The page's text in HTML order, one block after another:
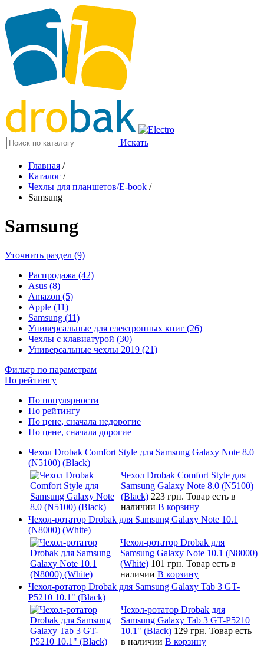
Искать
Главная /
Каталог /
Чехлы для планшетов/E-book /
Samsung
Samsung
Уточнить раздел (9)
Распродажа (42)
Asus (8)
Amazon (5)
Apple (11)
Samsung (11)
Универсальные для електронных книг (26)
Чехлы с клавиатурой (30)
Универсальные чехлы 2019 (21)
Фильтр по параметрам
По рейтингу
По популярности
По рейтингу
По цене, сначала недорогие
По цене, сначала дорогие
Чехол Drobak Comfort Style для Samsung Galaxy Note 8.0
(N5100) (Black)
Чехол Drobak Comfort Style для
Samsung Galaxy Note 8.0 (N5100)
(Black) 223 грн. Товар есть в
наличии В корзину
Чехол-ротатор Drobak для Samsung Galaxy Note 10.1
(N8000) (White)
Чехол-ротатор Drobak для
Samsung Galaxy Note 10.1 (N8000)
(White) 101 грн. Товар есть в
наличии В корзину
Чехол-ротатор Drobak для Samsung Galaxy Tab 3 GT-
P5210 10.1" (Black)
Чехол-ротатор Drobak для
Samsung Galaxy Tab 3 GT-P5210
10.1" (Black) 129 грн. Товар есть
в наличии В корзину